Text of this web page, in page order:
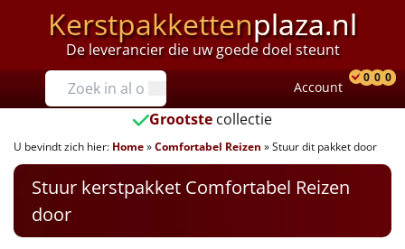
Kerstpakkettenplaza.nl
De leverancier die uw goede doel steunt
Prijzen
Tot €25
€25 tot €35
€35 tot €40
€40 tot €45
Account
0 0 0
Grootste collectie
U bevindt zich hier: Home»Comfortabel Reizen »Stuur dit pakket door
Stuur kerstpakket Comfortabel Reizen
door